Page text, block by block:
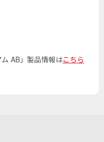
AB」製品情報はこちら